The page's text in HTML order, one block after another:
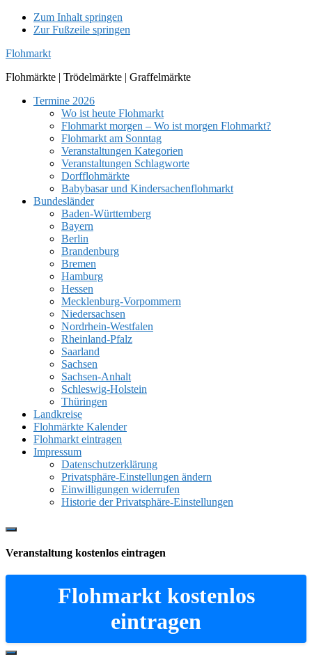
Zum Inhalt springen
Zur Fußzeile springen
Flohmarkt
Flohmärkte | Trödelmärkte | Graffelmärkte
Termine 2026
Wo ist heute Flohmarkt
Flohmarkt morgen – Wo ist morgen Flohmarkt?
Flohmarkt am Sonntag
Veranstaltungen Kategorien
Veranstaltungen Schlagworte
Dorfflohmärkte
Babybasar und Kindersachenflohmarkt
Bundesländer
Baden-Württemberg
Bayern
Berlin
Brandenburg
Bremen
Hamburg
Hessen
Mecklenburg-Vorpommern
Niedersachsen
Nordrhein-Westfalen
Rheinland-Pfalz
Saarland
Sachsen
Sachsen-Anhalt
Schleswig-Holstein
Thüringen
Landkreise
Flohmärkte Kalender
Flohmarkt eintragen
Impressum
Datenschutzerklärung
Privatsphäre-Einstellungen ändern
Einwilligungen widerrufen
Historie der Privatsphäre-Einstellungen
Show
Content
Veranstaltung kostenlos eintragen
Flohmarkt kostenlos
eintragen
Hide